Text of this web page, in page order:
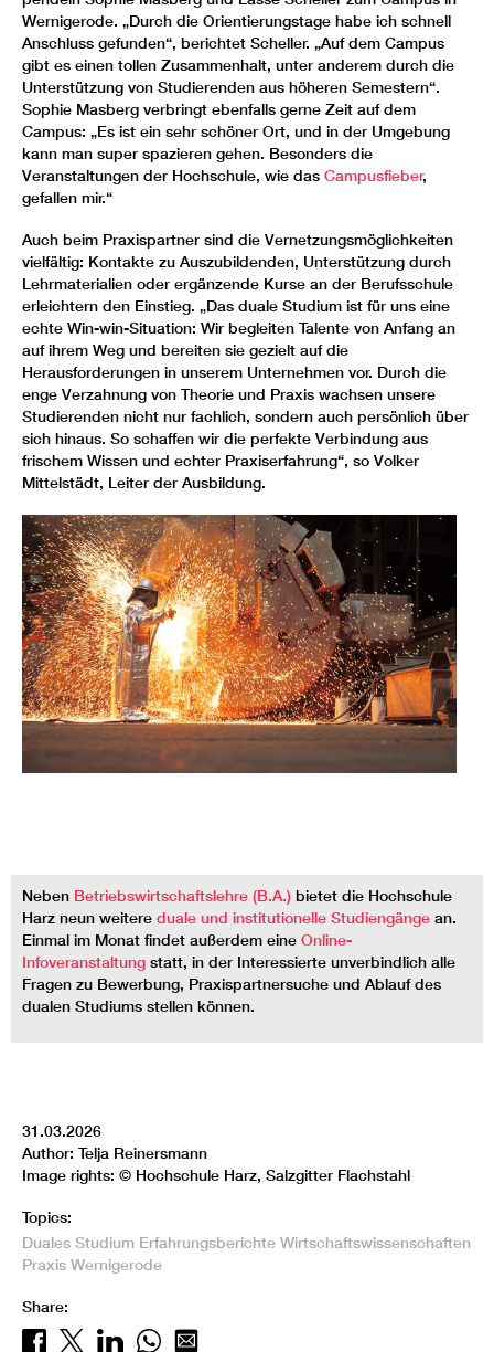
Wernigerode. „Durch die Orientierungstage habe ich schnell
Anschluss gefunden“, berichtet Scheller. „Auf dem Campus
gibt es einen tollen Zusammenhalt, unter anderem durch die
Unterstützung von Studierenden aus höheren Semestern“.
Sophie Masberg verbringt ebenfalls gerne Zeit auf dem
Campus: „Es ist ein sehr schöner Ort, und in der Umgebung
kann man super spazieren gehen. Besonders die
Veranstaltungen der Hochschule, wie das Campusfieber,
gefallen mir.“
Auch beim Praxispartner sind die Vernetzungsmöglichkeiten
vielfältig: Kontakte zu Auszubildenden, Unterstützung durch
Lehrmaterialien oder ergänzende Kurse an der Berufsschule
erleichtern den Einstieg. „Das duale Studium ist für uns eine
echte Win-win-Situation: Wir begleiten Talente von Anfang an
auf ihrem Weg und bereiten sie gezielt auf die
Herausforderungen in unserem Unternehmen vor. Durch die
enge Verzahnung von Theorie und Praxis wachsen unsere
Studierenden nicht nur fachlich, sondern auch persönlich über
sich hinaus. So schaffen wir die perfekte Verbindung aus
frischem Wissen und echter Praxiserfahrung“, so Volker
Mittelstädt, Leiter der Ausbildung.
Neben Betriebswirtschaftslehre (B.A.) bietet die Hochschule
Harz neun weitere duale und institutionelle Studiengänge an.
Einmal im Monat findet außerdem eine Online-
Infoveranstaltung statt, in der Interessierte unverbindlich alle
Fragen zu Bewerbung, Praxispartnersuche und Ablauf des
dualen Studiums stellen können.
31.03.2026
Author: Telja Reinersmann
Image rights: © Hochschule Harz, Salzgitter Flachstahl
Topics:
Duales Studium Erfahrungsberichte Wirtschaftswissenschaften
Praxis Wernigerode
Share: